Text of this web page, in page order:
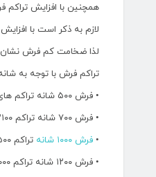
همچنین با افزایش تراکم
لازم به ذکر است با
لذا ضخامت کم فرش نشان
تراکم فرش با توجه به
• فرش ۵۰۰ شانه تراکم های ۸۰ ، ۱۰۰۰ و ۱۲۰۰ را خواهد داشت.
• فرش ۷۰۰ شانه تراکم ۲۱۰۰ ، ۲۲۵۰ و ۲۵۰۰ را خواهد داشت.
• فرش ۱۰۰۰ شانه
تراکم ۲۵۰۰ ، ۳۰۰۰ و ۳۵۰۰ را خواهد داشت.
• فرش ۱۲۰۰ شانه تراکم ۳۰۰۰ و ۳۵۰۰ را خواهد داشت.